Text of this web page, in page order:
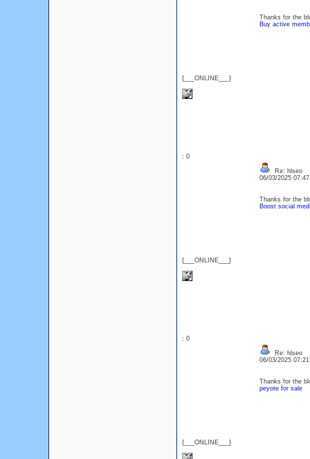
{___ONLINE___}
Thanks for the
Buy active
: 0
{___ONLINE___}
Re: hlseo
06/03/2025
Thanks for the
Boost social
: 0
{___ONLINE___}
Re: hlseo
06/03/2025
Thanks for the
peyote for sale